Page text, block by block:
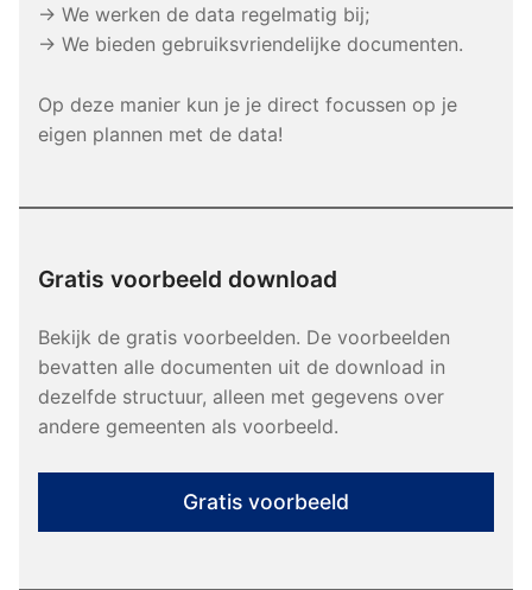
→ We werken de data regelmatig bij;
→ We bieden gebruiksvriendelijke documenten.
Op deze manier kun je je direct focussen op je
eigen plannen met de data!
Gratis voorbeeld download
Bekijk de gratis voorbeelden. De voorbeelden
bevatten alle documenten uit de download in
dezelfde structuur, alleen met gegevens over
andere gemeenten als voorbeeld.
Gratis voorbeeld